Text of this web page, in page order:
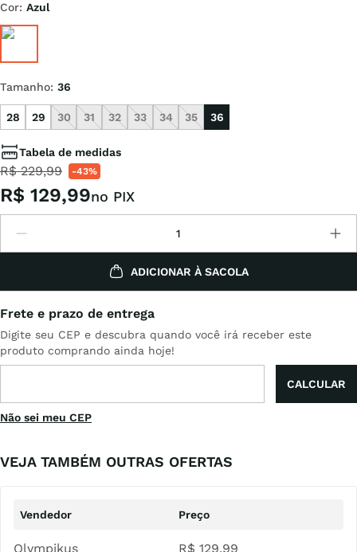
Cor: Azul
Tamanho: 36
28 29 30 31 32 33 34 35 36
Tabela de medidas
R$ 229,99 -43%
R$ 129,99no PIX
ADICIONAR À SACOLA
Não sei meu CEP
VEJA TAMBÉM OUTRAS OFERTAS
Olympikus R$ 129,99